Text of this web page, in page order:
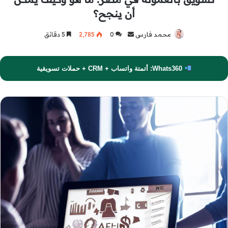
أن ينجح؟
محمد فارس
أرسل
إلكترونيا
0 2٬785
Whats360: أتمتة واتساب + CRM + حملات تسويقية